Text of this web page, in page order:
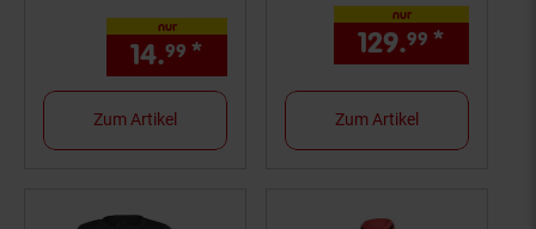
nur
14.99 * € Sternchen
Zum Artikel
nur
129.99 *
Zum Artikel